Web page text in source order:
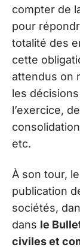
compter de
pour
totalité des
cette
attendus on
les
l’exercice,
etc.
À son tour,
publication
sociétés,
dans le
civiles et